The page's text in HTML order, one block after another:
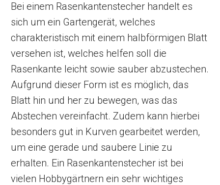
Bei einem Rasenkantenstecher handelt es
sich um ein Gartengerät, welches
charakteristisch mit einem halbförmigen Blatt
versehen ist, welches helfen soll die
Rasenkante leicht sowie sauber abzustechen.
Aufgrund dieser Form ist es möglich, das
Blatt hin und her zu bewegen, was das
Abstechen vereinfacht. Zudem kann hierbei
besonders gut in Kurven gearbeitet werden,
um eine gerade und saubere Linie zu
erhalten. Ein Rasenkantenstecher ist bei
vielen Hobbygärtnern ein sehr wichtiges